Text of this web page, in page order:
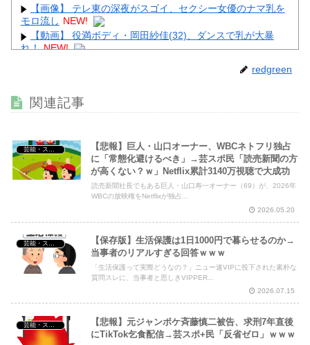
【画像】 テレ東の深夜がスゴイ、セクシー女優のナマ乳を
モロ流し NEW!
【動画】 役満ボディ・岡田紗佳(32)、ダンスで乳が大暴
れ！ NEW!
気づかない自撮りｗ
Powered by livedoor 相互RSS
redgreen
関連記事
芸能・スポーツ・Youtuber
【悲報】巨人・山口オーナー、WBCネトフリ独占
に「常態化避けるべき」→芸スポ民「読売新聞の方
が高くない？ｗ」Netflix累計3140万視聴で大成功
読売新聞社長でもある巨人・山口寿一オーナー（69）が、2026年
WBCの放映権をNetflixが独占...
2026.05.20
芸能・スポーツ・Youtuber
【保存版】生活保護は1日1000円で暮らせるのか→
当事者のリアルすぎる回答ｗｗｗ
「生活保護って実際どうなの？」ニュー速VIPに投下された素朴な
質問スレに、当事者と思しきVIPPER...
2026.07.15
芸能・スポーツ・Youtuber
【悲報】元ジャンポケ斉藤慎二被告、求刑7年直後
にTikTok乞食配信→芸スポ+民「反省ゼロ」ｗｗｗ